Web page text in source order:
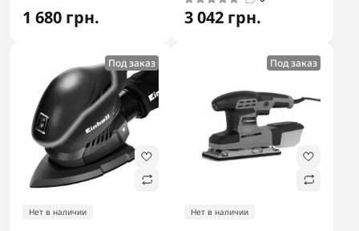
1 680 грн. 3 042 грн.
Под заказ
Нет в наличии
Под заказ
Нет в наличии